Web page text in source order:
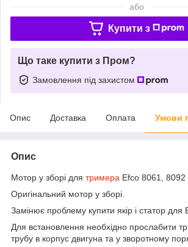
або
Купити з
Що таке купити з Пром?
Замовлення під захистом
Опис Доставка Оплата Умови
Опис
Мотор у зборі для тримера Efco 8061, 8092
Оригінальний мотор у зборі.
Замінює проблему купити якір і статор
Для встановлення необхідно прослабити
трубу в корпус двигуна та у зворотному